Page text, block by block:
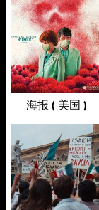
海报 ( 美国 )